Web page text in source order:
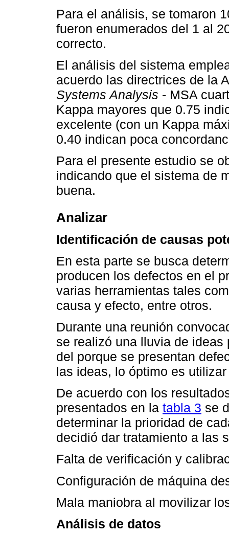
Para el análisis, se tomaron
fueron enumerados del 1 al
correcto.
El análisis del sistema
acuerdo las directrices de la
Systems Analysis - MSA
Kappa mayores que 0.75
excelente (con un Kappa
0.40 indican poca
Para el presente estudio se
indicando que el sistema de
buena.
Analizar
Identificación de causas
En esta parte se busca
producen los defectos en el
varias herramientas tales
causa y efecto, entre otros.
Durante una reunión
se realizó una lluvia de
del porque se presentan
las ideas, lo óptimo es
De acuerdo con los
presentados en la tabla 3 se
determinar la prioridad de
decidió dar tratamiento a las
Falta de verificación y
Configuración de máquina
Mala maniobra al movilizar
Análisis de datos